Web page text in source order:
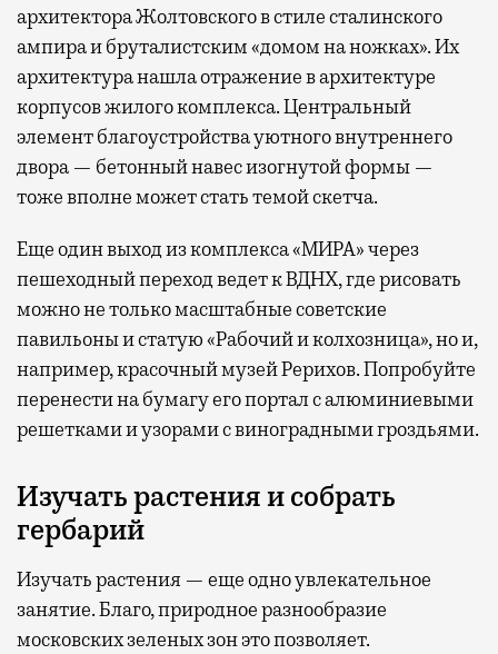
архитектора Жолтовского в стиле сталинского
ампира и бруталистским «домом на ножках». Их
архитектура нашла отражение в архитектуре
корпусов жилого комплекса. Центральный
элемент благоустройства уютного внутреннего
двора — бетонный навес изогнутой формы —
тоже вполне может стать темой скетча.
Еще один выход из комплекса «МИРА» через
пешеходный переход ведет к ВДНХ, где рисовать
можно не только масштабные советские
павильоны и статую «Рабочий и колхозница», но и,
например, красочный музей Рерихов. Попробуйте
перенести на бумагу его портал с алюминиевыми
решетками и узорами с виноградными гроздьями.
Изучать растения и собрать
гербарий
Изучать растения — еще одно увлекательное
занятие. Благо, природное разнообразие
московских зеленых зон это позволяет.